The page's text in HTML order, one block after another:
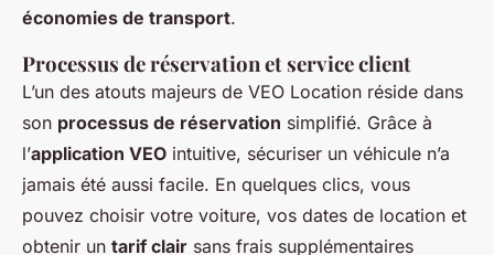
économies de transport.
Processus de réservation et service client
L’un des atouts majeurs de VEO Location réside dans
son processus de réservation simplifié. Grâce à
l’application VEO intuitive, sécuriser un véhicule n’a
jamais été aussi facile. En quelques clics, vous
pouvez choisir votre voiture, vos dates de location et
obtenir un tarif clair sans frais supplémentaires